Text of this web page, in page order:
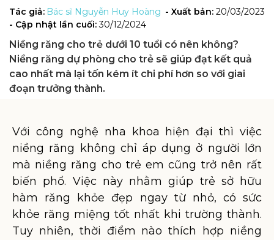
Tác giả: Bác sĩ Nguyễn Huy Hoàng - Xuất bản: 20/03/2023
- Cập nhật lần cuối:30/12/2024
Niềng răng cho trẻ dưới 10 tuổi có nên không?
Niềng răng dự phòng cho trẻ sẽ giúp đạt kết quả
cao nhất mà lại tốn kém ít chi phí hơn so với giai
đoạn trưởng thành.
Với công nghệ nha khoa hiện đại thì việc
niềng răng không chỉ áp dụng ở người lớn
mà niềng răng cho trẻ em cũng trở nên rất
biến phổ. Việc này nhằm giúp trẻ sở hữu
hàm răng khỏe đẹp ngay từ nhỏ, có sức
khỏe răng miệng tốt nhất khi trường thành.
Tuy nhiên, thời điểm nào thích hợp niềng